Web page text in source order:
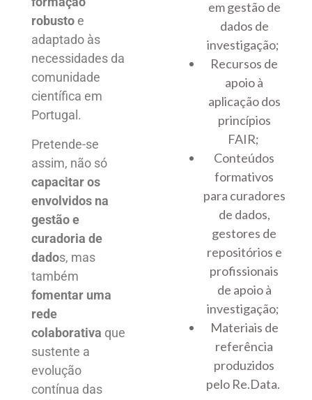
em gestão de
dados de
investigação;
Recursos de
apoio à
aplicação dos
princípios
FAIR;
Conteúdos
formativos
para curadores
de dados,
gestores de
repositórios e
profissionais
de apoio à
investigação;
Materiais de
referência
produzidos
pelo Re.Data.
robusto e
adaptado às
necessidades da
comunidade
científica em
Portugal.
Pretende-se
assim, não só
capacitar os
envolvidos na
gestão e
curadoria de
dados, mas
também
fomentar uma
rede
colaborativa que
sustente a
evolução
contínua das